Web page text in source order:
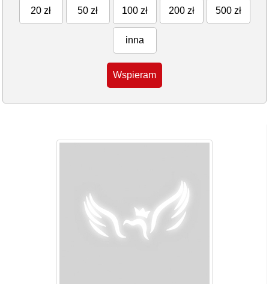
20 zł 50 zł 100 zł 200 zł 500 zł
inna
Wspieram